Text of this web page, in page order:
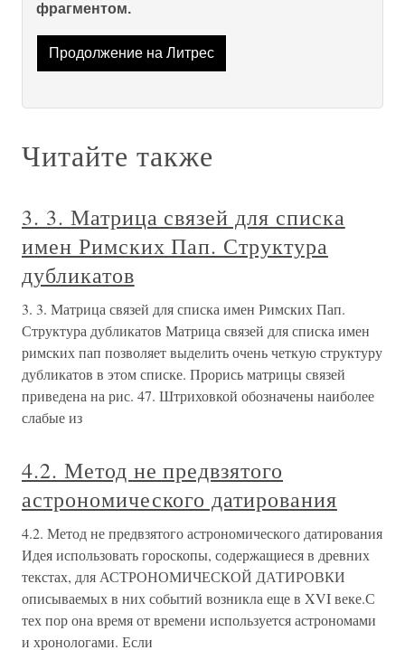
фрагментом.
Продолжение на Литрес
Читайте также
3. 3. Матрица связей для списка
имен Римских Пап. Структура
дубликатов
3. 3. Матрица связей для списка имен Римских Пап.
Структура дубликатов Матрица связей для списка имен
римских пап позволяет выделить очень четкую структуру
дубликатов в этом списке. Прорись матрицы связей
приведена на рис. 47. Штриховкой обозначены наиболее
слабые из
4.2. Метод не предвзятого
астрономического датирования
4.2. Метод не предвзятого астрономического датирования
Идея использовать гороскопы, содержащиеся в древних
текстах, для АСТРОНОМИЧЕСКОЙ ДАТИРОВКИ
описываемых в них событий возникла еще в XVI веке.С
тех пор она время от времени используется астрономами
и хронологами. Если